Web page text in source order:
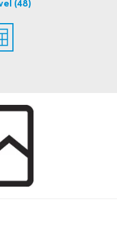
(48)